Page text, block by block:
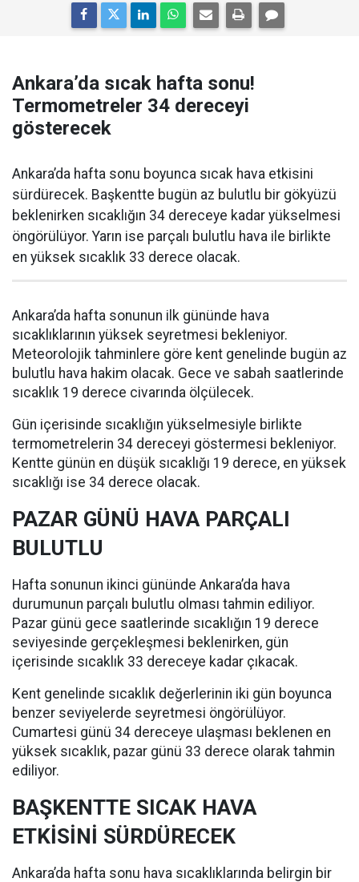
Ankara’da sıcak hafta sonu!
Termometreler 34 dereceyi
gösterecek
Ankara’da hafta sonu boyunca sıcak hava etkisini
sürdürecek. Başkentte bugün az bulutlu bir gökyüzü
beklenirken sıcaklığın 34 dereceye kadar yükselmesi
öngörülüyor. Yarın ise parçalı bulutlu hava ile birlikte
en yüksek sıcaklık 33 derece olacak.
Ankara’da hafta sonunun ilk gününde hava
sıcaklıklarının yüksek seyretmesi bekleniyor.
Meteorolojik tahminlere göre kent genelinde bugün az
bulutlu hava hakim olacak. Gece ve sabah saatlerinde
sıcaklık 19 derece civarında ölçülecek.
Gün içerisinde sıcaklığın yükselmesiyle birlikte
termometrelerin 34 dereceyi göstermesi bekleniyor.
Kentte günün en düşük sıcaklığı 19 derece, en yüksek
sıcaklığı ise 34 derece olacak.
PAZAR GÜNÜ HAVA PARÇALI
BULUTLU
Hafta sonunun ikinci gününde Ankara’da hava
durumunun parçalı bulutlu olması tahmin ediliyor.
Pazar günü gece saatlerinde sıcaklığın 19 derece
seviyesinde gerçekleşmesi beklenirken, gün
içerisinde sıcaklık 33 dereceye kadar çıkacak.
Kent genelinde sıcaklık değerlerinin iki gün boyunca
benzer seviyelerde seyretmesi öngörülüyor.
Cumartesi günü 34 dereceye ulaşması beklenen en
yüksek sıcaklık, pazar günü 33 derece olarak tahmin
ediliyor.
BAŞKENTTE SICAK HAVA
ETKİSİNİ SÜRDÜRECEK
Ankara’da hafta sonu hava sıcaklıklarında belirgin bir